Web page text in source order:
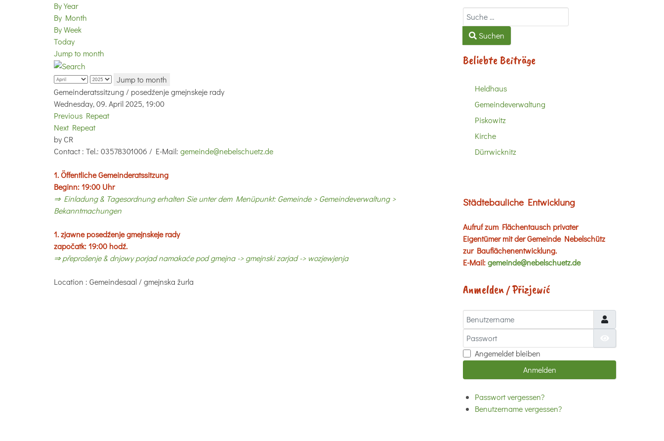
By Year
By Month
By Week
Today
Jump to month
Jump to month
Gemeinderatssitzung / posedźenje gmejnskeje rady
Wednesday, 09. April 2025, 19:00
Previous Repeat
Next Repeat
by CR
Contact: Tel.: 03578301006 / E-Mail: gemeinde@nebelschuetz.de
1. Öffentliche Gemeinderatssitzung
Beginn: 19:00 Uhr
⇒ Einladung & Tagesordnung erhalten Sie unter dem Menüpunkt: Gemeinde > Gemeindeverwaltung >
Bekanntmachungen
1. zjawne posedźenje gmejnskeje rady
započatk: 19:00 hodź.
⇒ přeprošenje & dnjowy porjad namakaće pod gmejna -> gmejnski zarjad -> wozjewjenja
Location : Gemeindesaal / gmejnska žurla
Suchen
Suchen
Beliebte Beiträge
Heldhaus
Gemeindeverwaltung
Piskowitz
Kirche
Dürrwicknitz
Städtebauliche Entwicklung
Aufruf zum Flächentausch privater
Eigentümer mit der Gemeinde Nebelschütz
zur Bauflächenentwicklung.
E-Mail:gemeinde@nebelschuetz.de
Anmelden / Přizjewić
Benutzername
Passwort
Angemeldet bleiben
Anmelden
Passwort vergessen?
Benutzername vergessen?